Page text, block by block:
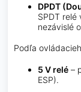
DPDT
SPDT relé
nezávislé
Podľa
5 V relé –
ESP).